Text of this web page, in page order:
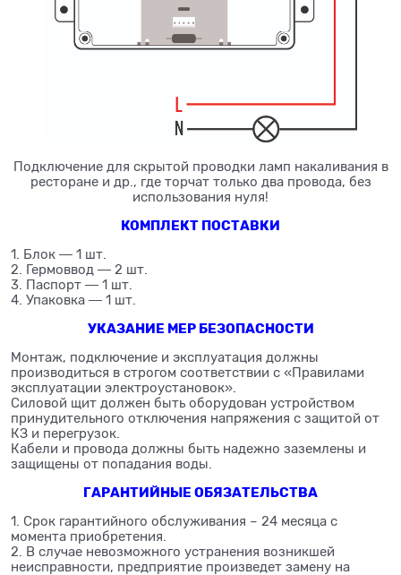
Подключение для скрытой проводки ламп накаливания в
ресторане и др., где торчат только два провода, без
использования нуля!
КОМПЛЕКТ ПОСТАВКИ
1. Блок ― 1 шт.
2. Гермоввод ― 2 шт.
3. Паспорт ― 1 шт.
4. Упаковка ― 1 шт.
УКАЗАНИЕ МЕР БЕЗОПАСНОСТИ
Монтаж, подключение и эксплуатация должны
производиться в строгом соответствии с «Правилами
эксплуатации электроустановок».
Силовой щит должен быть оборудован устройством
принудительного отключения напряжения с защитой от
КЗ и перегрузок.
Кабели и провода должны быть надежно заземлены и
защищены от попадания воды.
ГАРАНТИЙНЫЕ ОБЯЗАТЕЛЬСТВА
1. Срок гарантийного обслуживания – 24 месяца с
момента приобретения.
2. В случае невозможного устранения возникшей
неисправности, предприятие произведет замену на